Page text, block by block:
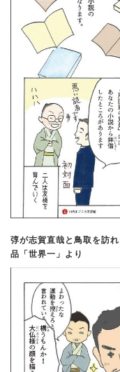
弴が志賀直哉と鳥取を訪
品「世界一」より